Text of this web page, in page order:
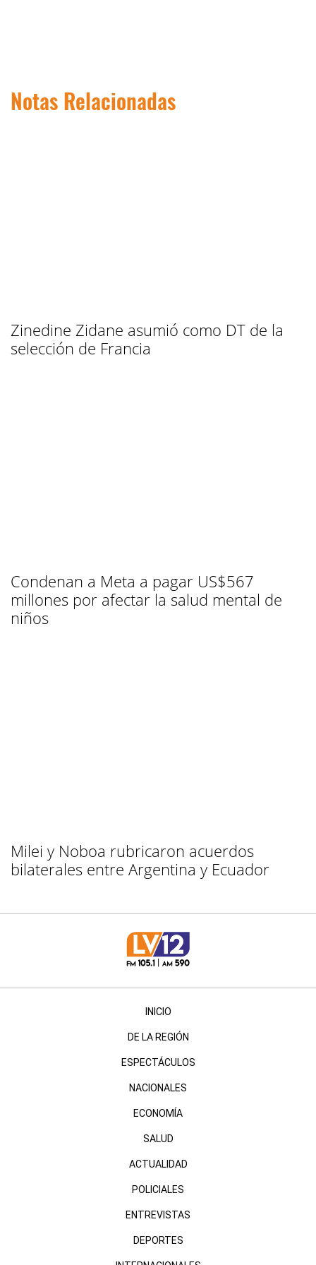
Notas Relacionadas
Zinedine Zidane asumió como DT de la
selección de Francia
Condenan a Meta a pagar US$567
millones por afectar la salud mental de
niños
Milei y Noboa rubricaron acuerdos
bilaterales entre Argentina y Ecuador
INICIO
DE LA REGIÓN
ESPECTÁCULOS
NACIONALES
ECONOMÍA
SALUD
ACTUALIDAD
POLICIALES
ENTREVISTAS
DEPORTES